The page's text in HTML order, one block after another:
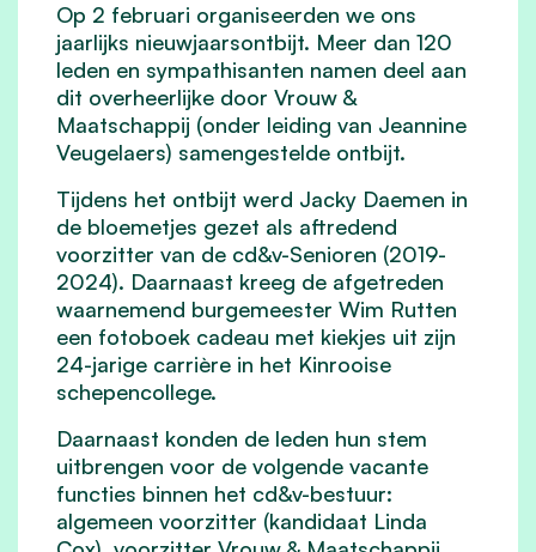
Op 2 februari organiseerden we ons
jaarlijks nieuwjaarsontbijt. Meer dan 120
leden en sympathisanten namen deel aan
dit overheerlijke door Vrouw &
Maatschappij (onder leiding van Jeannine
Veugelaers) samengestelde ontbijt.
Tijdens het ontbijt werd Jacky Daemen in
de bloemetjes gezet als aftredend
voorzitter van de cd&v-Senioren (2019-
2024). Daarnaast kreeg de afgetreden
waarnemend burgemeester Wim Rutten
een fotoboek cadeau met kiekjes uit zijn
24-jarige carrière in het Kinrooise
schepencollege.
Daarnaast konden de leden hun stem
uitbrengen voor de volgende vacante
functies binnen het cd&v-bestuur:
algemeen voorzitter (kandidaat Linda